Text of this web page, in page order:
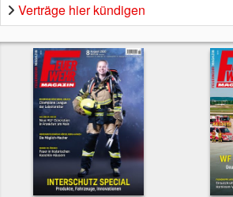
Verträge hier kündigen